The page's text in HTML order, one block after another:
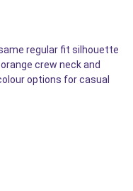
regular fit silhouette
crew neck and
options for casual